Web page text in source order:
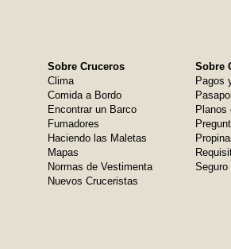
Sobre Cruceros
Clima
Comida a Bordo
Encontrar un Barco
Fumadores
Haciendo las Maletas
Mapas
Normas de Vestimenta
Nuevos Cruceristas
Sobre
Pagos
Planos
Seguro